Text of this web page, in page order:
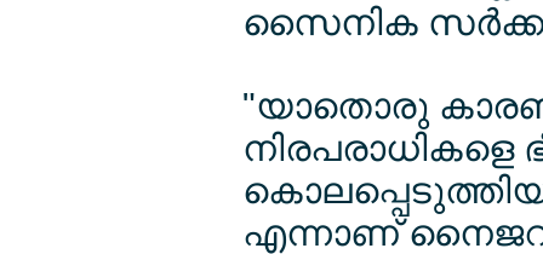
സൈനിക
"യാതൊരു
നിരപരാധികളെ
എന്നാണ്